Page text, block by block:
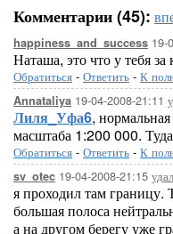
Комментарии (45):
happiness_and_success 19-
Наташа, это что у тебя
Обратиться - Ответить - К
Annataliya 19-04-2008-21:11
Лиля_Уфа6,
масштаба 1:200 000.
Обратиться - Ответить - К
sv_otec 19-04-2008-21:15
я проходил там границу.
большая полоса
а на другом берегу уже